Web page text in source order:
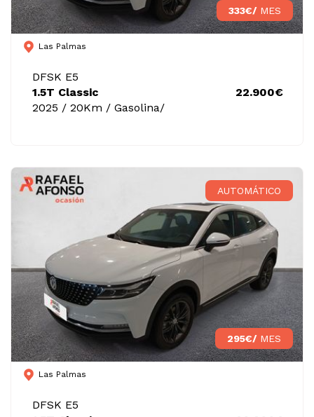
333€/ MES
Las Palmas
DFSK E5
1.5T Classic
2025 / 20Km / Gasolina/
22.900€
AUTOMÁTICO
295€/ MES
Las Palmas
DFSK E5